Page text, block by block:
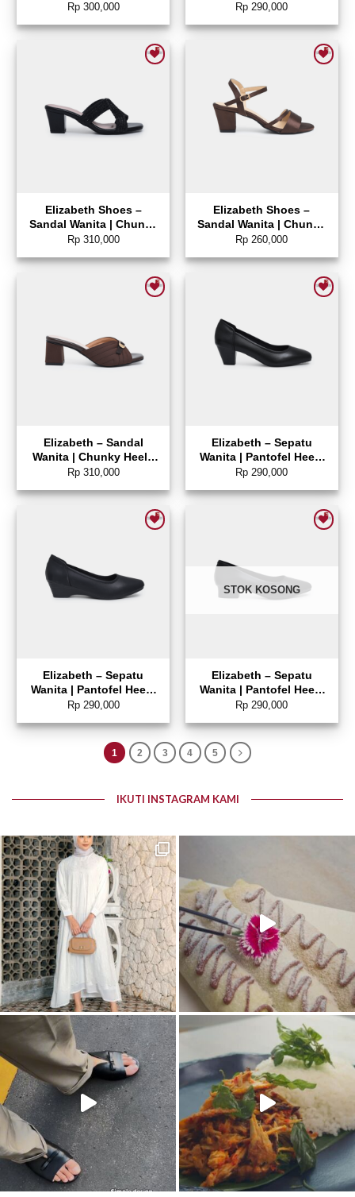
0689-0147
Rp300,000 0339-0105
Rp 290,000
Elizabeth Shoes –
Sandal Wanita | Chunky
Heels 0339-0060
Rp310,000
Elizabeth Shoes –
Sandal Wanita | Chunky
Heels 0651-0514
Rp 260,000
Elizabeth – Sandal
Wanita | Chunky Heels
0338-0640
Rp310,000
Elizabeth – Sepatu
Wanita | Pantofel Heels
0689-0145
Rp 290,000
Elizabeth – Sepatu
Wanita | Pantofel Heels
0689-0143
Rp290,000
STOK KOSONG
Elizabeth – Sepatu
Wanita | Pantofel Heels
0689-0142
Rp 290,000
1 2 3 4 5
IKUTI INSTAGRAM KAMI